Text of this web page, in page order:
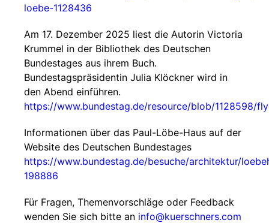
loebe-1128436
Am 17. Dezember 2025 liest die Autorin Victoria
Krummel in der Bibliothek des Deutschen
Bundestages aus ihrem Buch.
Bundestagspräsidentin Julia Klöckner wird in
den Abend einführen.
https://www.bundestag.de/resource/blob/1128598/
Informationen über das Paul-Löbe-Haus auf der
Website des Deutschen Bundestages
https://www.bundestag.de/besuche/architektur/
198886
Für Fragen, Themenvorschläge oder Feedback
wenden Sie sich bitte an info@kuerschners.com